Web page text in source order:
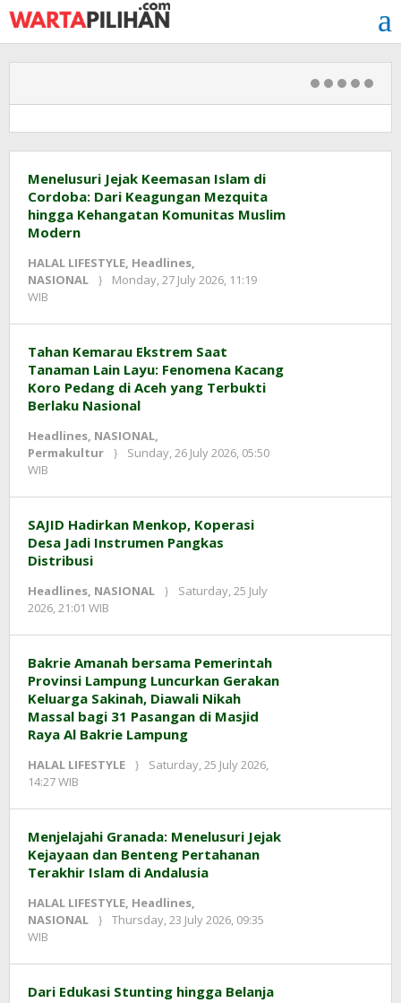
Skip
to
content
Warta
Pilihan
Menelusuri Jejak Keemasan Islam di
Cordoba: Dari Keagungan Mezquita
hingga Kehangatan Komunitas Muslim
Modern
HALAL LIFESTYLE, Headlines,
NASIONAL
Monday, 27 July 2026, 11:19
WIB
Kusnadi
Tahan Kemarau Ekstrem Saat
Tanaman Lain Layu: Fenomena Kacang
Koro Pedang di Aceh yang Terbukti
Berlaku Nasional
Headlines, NASIONAL,
Permakultur
Sunday, 26 July 2026, 05:50
WIB
Kusnadi
SAJID Hadirkan Menkop, Koperasi
Desa Jadi Instrumen Pangkas
Distribusi
Headlines, NASIONAL
Saturday, 25 July
2026, 21:01 WIB
Kusnadi
Bakrie Amanah bersama Pemerintah
Provinsi Lampung Luncurkan Gerakan
Keluarga Sakinah, Diawali Nikah
Massal bagi 31 Pasangan di Masjid
Raya Al Bakrie Lampung
HALAL LIFESTYLE
Saturday, 25 July 2026,
14:27 WIB
Prawiranegara
Menjelajahi Granada: Menelusuri Jejak
Kejayaan dan Benteng Pertahanan
Terakhir Islam di Andalusia
HALAL LIFESTYLE, Headlines,
NASIONAL
Thursday, 23 July 2026, 09:35
WIB
Kusnadi
Dari Edukasi Stunting hingga Belanja